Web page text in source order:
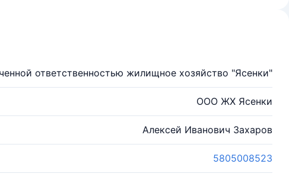
ответственностью жилищное хозяйство "Ясенки"
ООО ЖХ Ясенки
Алексей Иванович Захаров
5805008523